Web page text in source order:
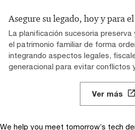
Asegure su legado, hoy y para
La planificación sucesoria preserva
el patrimonio familiar de forma
integrando aspectos legales,
generacional para evitar conflictos
Ver más
We help you meet tomorrow’s tech